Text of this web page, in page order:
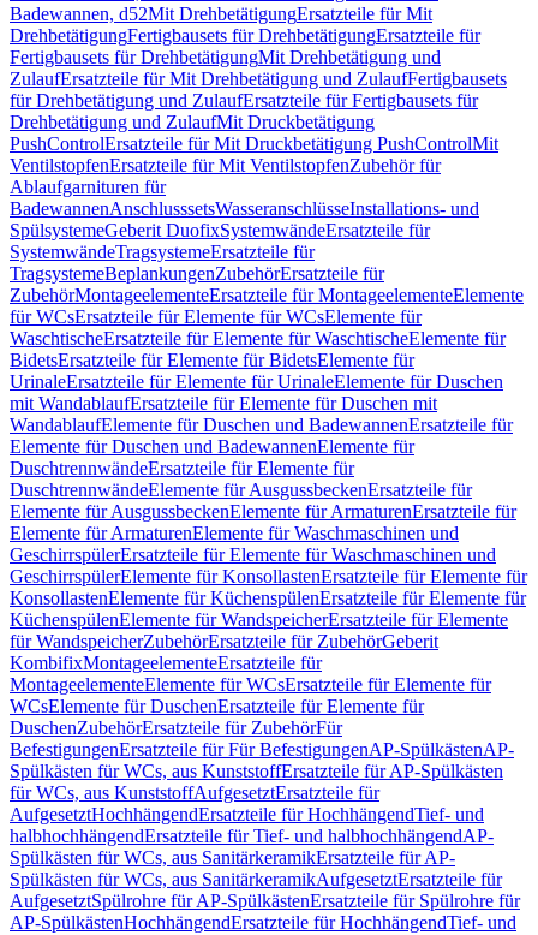
Badewannen, d52Mit DrehbetätigungErsatzteile für Mit
DrehbetätigungFertigbausets für DrehbetätigungErsatzteile für
Fertigbausets für DrehbetätigungMit Drehbetätigung und
ZulaufErsatzteile für Mit Drehbetätigung und ZulaufFertigbausets
für Drehbetätigung und ZulaufErsatzteile für Fertigbausets für
Drehbetätigung und ZulaufMit Druckbetätigung
PushControlErsatzteile für Mit Druckbetätigung PushControlMit
VentilstopfenErsatzteile für Mit VentilstopfenZubehör für
Ablaufgarnituren für
BadewannenAnschlusssetsWasseranschlüsseInstallations- und
SpülsystemeGeberit DuofixSystemwändeErsatzteile für
SystemwändeTragsystemeErsatzteile für
TragsystemeBeplankungenZubehörErsatzteile für
ZubehörMontageelementeErsatzteile für MontageelementeElemente
für WCsErsatzteile für Elemente für WCsElemente für
WaschtischeErsatzteile für Elemente für WaschtischeElemente für
BidetsErsatzteile für Elemente für BidetsElemente für
UrinaleErsatzteile für Elemente für UrinaleElemente für Duschen
mit WandablaufErsatzteile für Elemente für Duschen mit
WandablaufElemente für Duschen und BadewannenErsatzteile für
Elemente für Duschen und BadewannenElemente für
DuschtrennwändeErsatzteile für Elemente für
DuschtrennwändeElemente für AusgussbeckenErsatzteile für
Elemente für AusgussbeckenElemente für ArmaturenErsatzteile für
Elemente für ArmaturenElemente für Waschmaschinen und
GeschirrspülerErsatzteile für Elemente für Waschmaschinen und
GeschirrspülerElemente für KonsollastenErsatzteile für Elemente für
KonsollastenElemente für KüchenspülenErsatzteile für Elemente für
KüchenspülenElemente für WandspeicherErsatzteile für Elemente
für WandspeicherZubehörErsatzteile für ZubehörGeberit
KombifixMontageelementeErsatzteile für
MontageelementeElemente für WCsErsatzteile für Elemente für
WCsElemente für DuschenErsatzteile für Elemente für
DuschenZubehörErsatzteile für ZubehörFür
BefestigungenErsatzteile für Für BefestigungenAP-SpülkästenAP-
Spülkästen für WCs, aus KunststoffErsatzteile für AP-Spülkästen
für WCs, aus KunststoffAufgesetztErsatzteile für
AufgesetztHochhängendErsatzteile für HochhängendTief- und
halbhochhängendErsatzteile für Tief- und halbhochhängendAP-
Spülkästen für WCs, aus SanitärkeramikErsatzteile für AP-
Spülkästen für WCs, aus SanitärkeramikAufgesetztErsatzteile für
AufgesetztSpülrohre für AP-SpülkästenErsatzteile für Spülrohre für
AP-SpülkästenHochhängendErsatzteile für HochhängendTief- und